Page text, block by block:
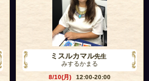
ミスルカマル先生
みするかまる
8/10(月)
12:00-20:00